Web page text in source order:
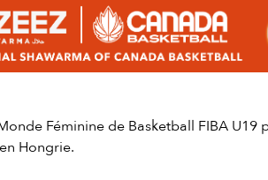
Féminine de Basketball FIBA U19
Hongrie.